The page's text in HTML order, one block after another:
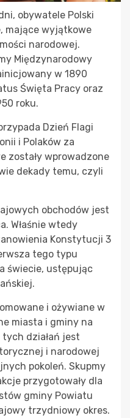
obywatele Polski
mające wyjątkowe
narodowej.
Międzynarodowy
w 1890
Święta Pracy oraz
roku.
Dzień Flagi
i Polaków za
zostały wprowadzone
dekady temu, czyli
obchodów jest
Właśnie wtedy
Konstytucji 3
tego typu
świecie, ustępując
i ożywiane w
miasta i gminy na
tych działań jest
i narodowej
pokoleń. Skupmy
przygotowały dla
gminy Powiatu
trzydniowy okres.